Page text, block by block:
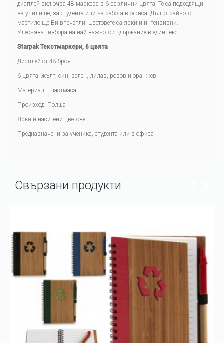
дисплей включва 48 маркера в 6 различни цвята. Те са подходящи
за училище, за студента или на работа в офиса. Дълготрайното
мастило ще Ви впечатли. Цветовете са ярки и интензивни.
Улесняват избора на най-важното съдържание в един текст.
Starpak Текстмаркери, 6 цвята
Дисплей от 48 броя
6 цвята: жълт, син, зелен, лилав, розов и оранжев
Материал: пластмаса
Произход: Полша
Ярки и наситени цветове
Предназначени за ученика, студента или в офиса
Свързани продукти